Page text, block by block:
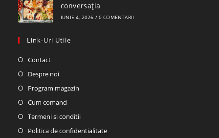
conversația
IUNIE 4, 2026 / 0 COMENTARII
Link-Uri Utile
ContactOpens
in
tab
Despre noiOpens
in
tab
Program magazin
tab
Cum comand
in
Termeni si conditiiOpens
in
Politica de confidentialitateOpens